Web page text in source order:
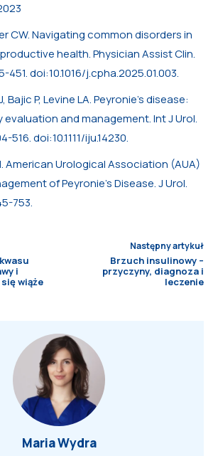
CW. Navigating common disorders in
health. Physician Assist Clin.
doi:10.1016/j.cpha.2025.01.003.
Bajic P, Levine LA. Peyronie’s disease:
and management. Int J Urol.
doi:10.1111/iju.14230.
American Urological Association (AUA)
of Peyronie’s Disease. J Urol.
753.
i
wiąże
Następny artykuł
Brzuch insulinowy –
przyczyny, diagnoza i
leczenie
Maria Wydra